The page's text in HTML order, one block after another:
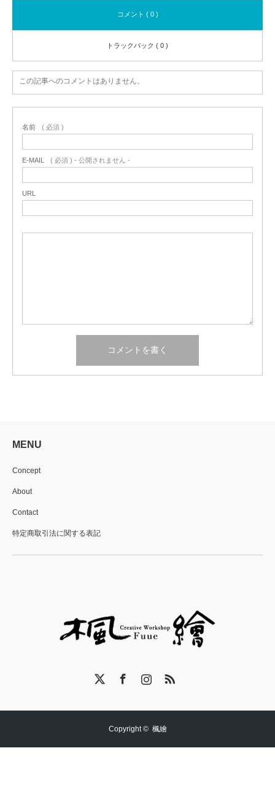
コメント ( 0 )
トラックバック ( 0 )
この記事へのコメントはありません。
名前 ( 必須 )
E-MAIL ( 必須 ) - 公開されません -
URL
MENU
Concept
About
Contact
特定商取引法に関する表記
Copyright © 楓繪